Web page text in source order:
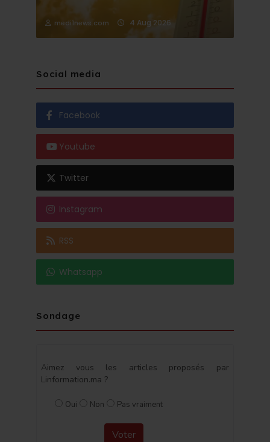
medi1news.com 4 Aug 2026
Social media
Facebook
Youtube
Twitter
Instagram
RSS
Whatsapp
Sondage
Aimez vous les articles proposés par
Linformation.ma ?
Oui Non Pas vraiment
Voter